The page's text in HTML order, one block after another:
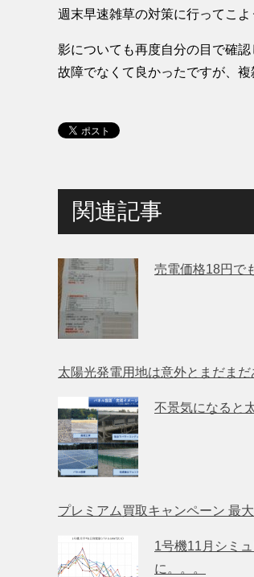
週末早速雑草の対策に行ってこよ
影についても再度自分の目で確認
故障でなくて良かったですが、複
関連記事
売電価格18円で
太陽光発電用地は意外とまだまだ
不景気になると
プレミアム買取キャンペーン 最
1号機11月シミ
に。。。